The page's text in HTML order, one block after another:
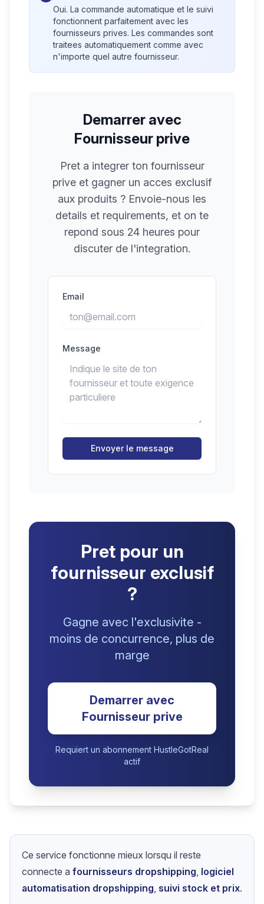
Oui. La commande automatique et le suivi
fonctionnent parfaitement avec les
fournisseurs prives. Les commandes sont
traitees automatiquement comme avec
n'importe quel autre fournisseur.
Demarrer avec
Fournisseur prive
Pret a integrer ton fournisseur
prive et gagner un acces exclusif
aux produits ? Envoie-nous les
details et requirements, et on te
repond sous 24 heures pour
discuter de l'integration.
Email
Message
Envoyer le message
Pret pour un
fournisseur exclusif
?
Gagne avec l'exclusivite -
moins de concurrence, plus de
marge
Demarrer avec
Fournisseur prive
Requiert un abonnement HustleGotReal
actif
Ce service fonctionne mieux lorsqu il reste
connecte a fournisseurs dropshipping, logiciel
automatisation dropshipping, suivi stock et prix.